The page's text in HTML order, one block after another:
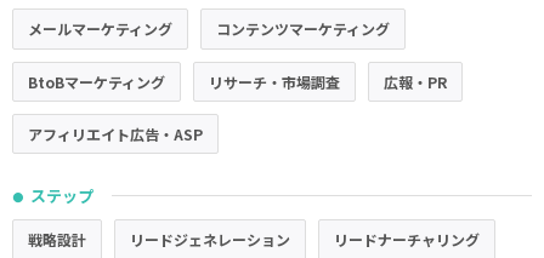
メールマーケティング コンテンツマーケティング
BtoBマーケティング リサーチ・市場調査 広報・PR
アフィリエイト広告・ASP
● ステップ
戦略設計 リードジェネレーション リードナーチャリング